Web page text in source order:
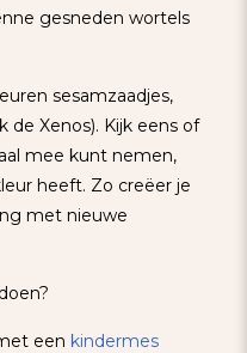
gesneden wortels
sesamzaadjes,
de Xenos). Kijk eens of
mee kunt nemen,
heeft. Zo creëer je
met nieuwe
een kindermes